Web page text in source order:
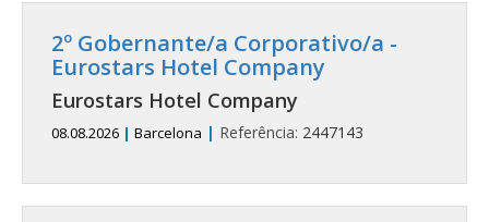
2º Gobernante/a Corporativo/a -
Eurostars Hotel Company
Eurostars Hotel Company
08.08.2026 | Barcelona | Referência: 2447143